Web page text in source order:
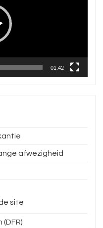
01:42
afwezigheid
site